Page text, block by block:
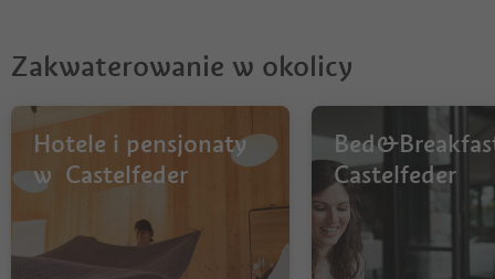
Zakwaterowanie w okolicy
Hotele i pensjonaty
w Castelfeder
Castelfeder